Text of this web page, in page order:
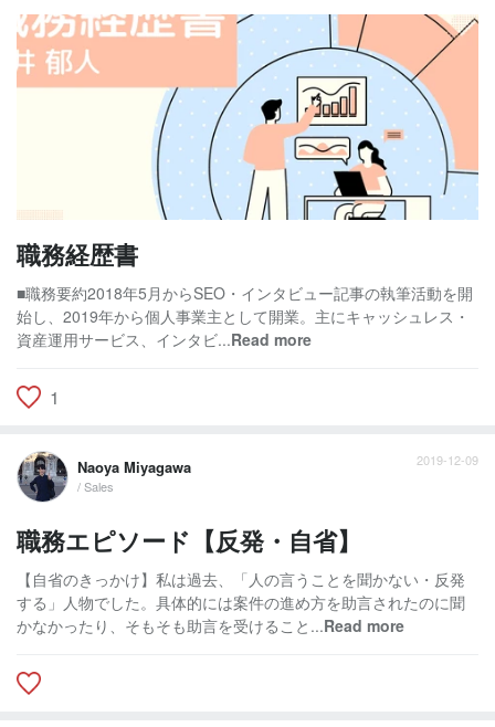
職務経歴書
■職務要約2018年5月からSEO・インタビュー記事の執筆活動を開
始し、2019年から個人事業主として開業。主にキャッシュレス・
資産運用サービス、インタビ...Read more
1
Naoya Miyagawa
/ Sales
2019-12-09
職務エピソード【反発・自省】
【自省のきっかけ】私は過去、「人の言うことを聞かない・反発
する」人物でした。具体的には案件の進め方を助言されたのに聞
かなかったり、そもそも助言を受けること...Read more